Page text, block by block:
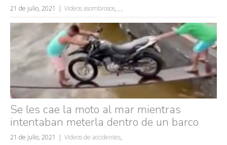
21 de julio, 2021 Videos asombrosos, , ,
Se les cae la moto al mar mientras
intentaban meterla dentro de un barco
21 de julio, 2021 Videos de accidentes,